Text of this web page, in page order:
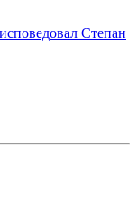
Степан